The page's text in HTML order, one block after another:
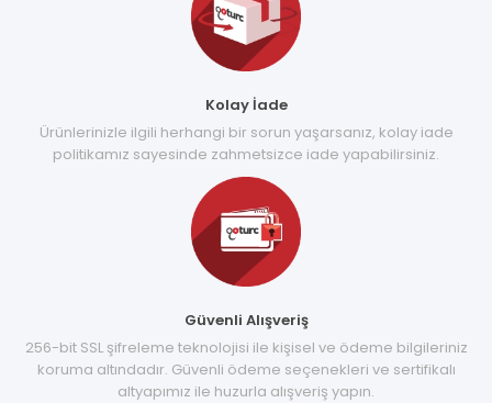
Kolay İade
Ürünlerinizle ilgili herhangi bir sorun yaşarsanız, kolay iade
politikamız sayesinde zahmetsizce iade yapabilirsiniz.
Güvenli Alışveriş
256-bit SSL şifreleme teknolojisi ile kişisel ve ödeme bilgileriniz
koruma altındadır. Güvenli ödeme seçenekleri ve sertifikalı
altyapımız ile huzurla alışveriş yapın.